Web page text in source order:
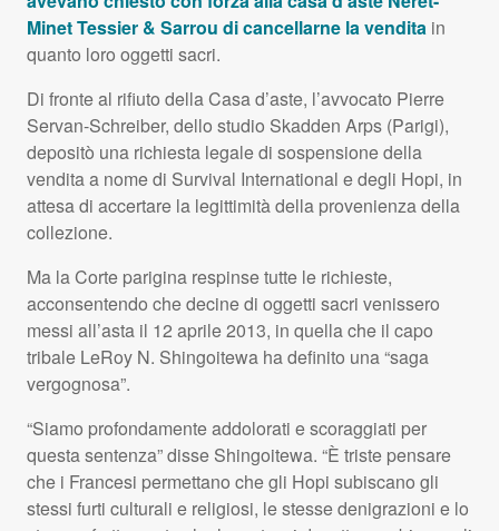
Minet Tessier & Sarrou di cancellarne la vendita in
quanto loro oggetti sacri.
Di fronte al rifiuto della Casa d’aste, l’avvocato Pierre
Servan-Schreiber, dello studio Skadden Arps (Parigi),
depositò una richiesta legale di sospensione della
vendita a nome di Survival International e degli Hopi, in
attesa di accertare la legittimità della provenienza della
collezione.
Ma la Corte parigina respinse tutte le richieste,
acconsentendo che decine di oggetti sacri venissero
messi all’asta il 12 aprile 2013, in quella che il capo
tribale LeRoy N. Shingoitewa ha definito una “saga
vergognosa”.
“Siamo profondamente addolorati e scoraggiati per
questa sentenza” disse Shingoitewa. “È triste pensare
che i Francesi permettano che gli Hopi subiscano gli
stessi furti culturali e religiosi, le stesse denigrazioni e lo